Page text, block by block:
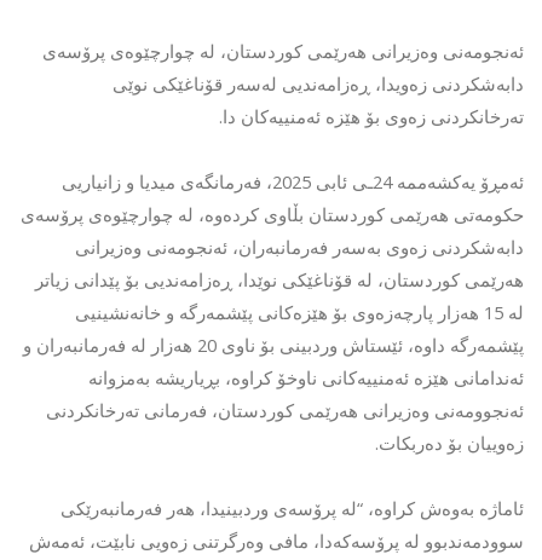
ئەنجومەنی وەزیرانی هەرێمی کوردستان، لە چوارچێوەی پرۆسەی
دابەشکردنی زەویدا، ڕەزامەندیی لەسەر قۆناغێکی نوێی
تەرخانکردنی زەوی بۆ هێزە ئەمنییەکان دا.
ئەمڕۆ یەکشەممە 24ـی ئابی 2025، فەرمانگەی میدیا و زانیاریی
حکومەتی هەرێمی کوردستان بڵاوی کردەوە، لە چوارچێوەی پرۆسەی
دابەشکردنی زەوی بەسەر فەرمانبەران، ئەنجومەنی وەزیرانی
هەرێمی کوردستان، لە قۆناغێكی نوێدا، ڕەزامەندیی بۆ پێدانی زیاتر
لە 15 هەزار پارچەزەوی بۆ هێزەکانی پێشمەرگە و خانەنشینیی
پێشمەرگە داوە، ئێستاش وردبینی بۆ ناوی 20 هەزار لە فەرمانبەران و
ئەندامانی هێزە ئەمنییەکانی ناوخۆ کراوە، بڕیاریشە بەمزوانە
ئەنجوومەنی وەزیرانی هەرێمی کوردستان، فەرمانی تەرخانكردنی
زەوییان بۆ دەربکات.
ئاماژە بەوەش کراوە، “لە پرۆسەی وردبینیدا، هەر فەرمانبەرێکی
سوودمەندبوو لە پرۆسەكەدا، مافی وەرگرتنی زەویی نابێت، ئەمەش